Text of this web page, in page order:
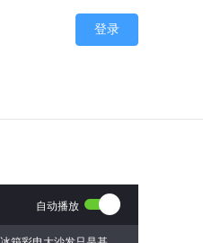
登录
自动播放